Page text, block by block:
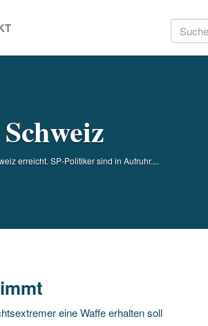
Suchen
erreicht. SP-Politiker sind in Aufruhr....
eine Waffe erhalten soll